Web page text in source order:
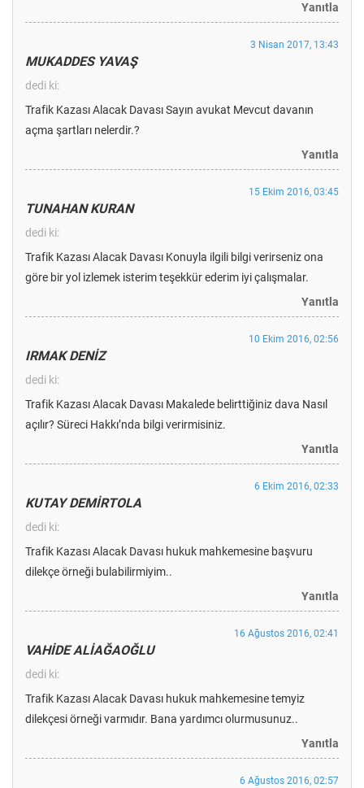
Yanıtla
MUKADDES YAVAŞ
dedi ki:
3 Nisan 2017, 13:43
Trafik Kazası Alacak Davası Sayın avukat Mevcut davanın
açma şartları nelerdir.?
Yanıtla
TUNAHAN KURAN
dedi ki:
15 Ekim 2016, 03:45
Trafik Kazası Alacak Davası Konuyla ilgili bilgi verirseniz ona
göre bir yol izlemek isterim teşekkür ederim iyi çalışmalar.
Yanıtla
IRMAK DENİZ
dedi ki:
10 Ekim 2016, 02:56
Trafik Kazası Alacak Davası Makalede belirttiğiniz dava Nasıl
açılır? Süreci Hakkı’nda bilgi verirmisiniz.
Yanıtla
KUTAY DEMİRTOLA
dedi ki:
6 Ekim 2016, 02:33
Trafik Kazası Alacak Davası hukuk mahkemesine başvuru
dilekçe örneği bulabilirmiyim..
Yanıtla
VAHİDE ALİAĞAOĞLU
dedi ki:
16 Ağustos 2016, 02:41
Trafik Kazası Alacak Davası hukuk mahkemesine temyiz
dilekçesi örneği varmıdır. Bana yardımcı olurmusunuz..
Yanıtla
6 Ağustos 2016, 02:57